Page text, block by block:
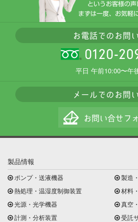
平日 午前10:00〜午
製品情報
ポンプ・送液機器
熱処理・温湿度制御装置
光源・光学機器
計測・分析装置
製造
材料
真空
受託